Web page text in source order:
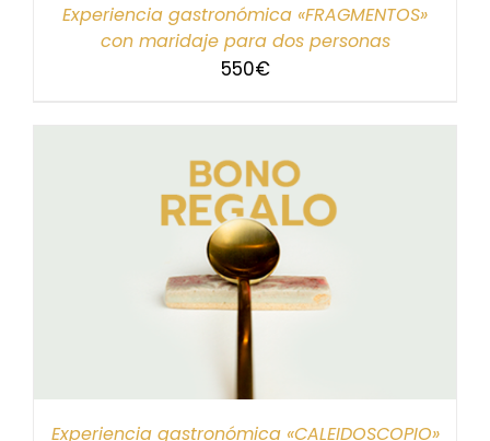
Experiencia gastronómica «FRAGMENTOS»
con maridaje para dos personas
550€
Experiencia gastronómica «CALEIDOSCOPIO»